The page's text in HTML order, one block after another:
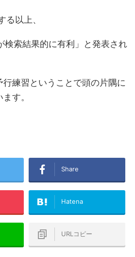
る以上、
検索結果的に有利」と発表され
練習ということで頭の片隅に
す。
Share
Hatena
URLコピー